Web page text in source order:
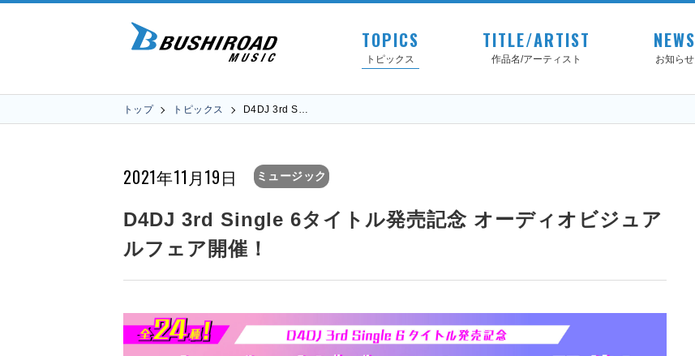
TOPICS
トピックス
TITLE/ARTIST
作品名/アーティスト
NEWS
お知らせ
トップ トピックス D4DJ 3rd S…
2021年11月19日 ミュージック
D4DJ 3rd Single 6タイトル発売記念 オーディオビジュア
ルフェア開催！